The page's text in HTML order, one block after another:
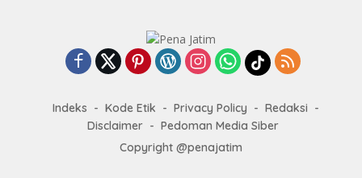
Indeks Kode Etik Privacy Policy
Redaksi
Disclaimer
Pedoman Media Siber
Copyright @penajatim